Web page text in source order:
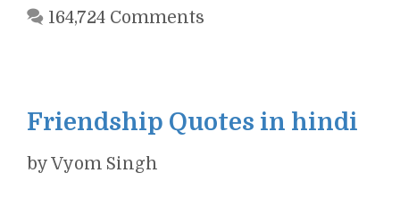
164,724 Comments
Friendship Quotes in hindi
byVyom Singh